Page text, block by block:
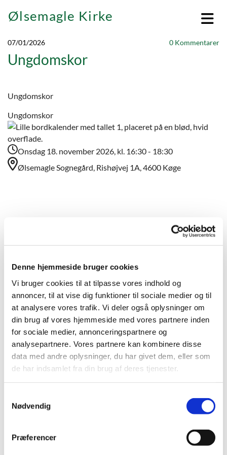
Denne hjemmeside bruger cookies
Vi bruger cookies til at tilpasse vores indhold og
annoncer, til at vise dig funktioner til sociale medier og til
at analysere vores trafik. Vi deler også oplysninger om
din brug af vores hjemmeside med vores partnere inden
for sociale medier, annonceringspartnere og
analysepartnere. Vores partnere kan kombinere disse
data med andre oplysninger, du har givet dem, eller som
de har indsamlet fra din brug af deres tjenester.
Nødvendig
Præferencer
Ølsemagle Kirke
07/01/2026 0 Kommentarer
Ungdomskor
Ungdomskor
Ungdomskor
Onsdag 18. november 2026, kl. 16:30 - 18:30
Ølsemagle Sognegård, Rishøjvej 1A, 4600 Køge
Du vil måske også kunne lide...